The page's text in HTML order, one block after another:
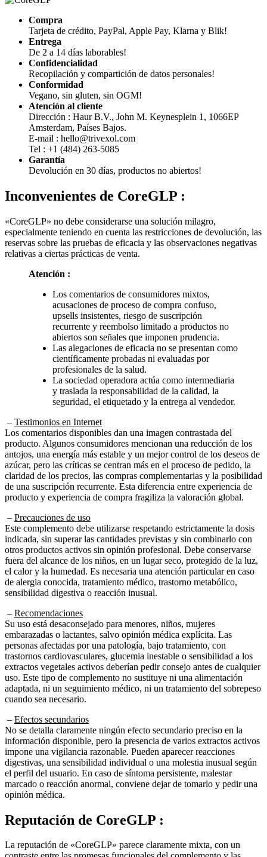
Compra
Tarjeta de crédito, PayPal, Apple Pay, Klarna y Blik!
Entrega
De 2 a 14 días laborables!
Confidencialidad
Recopilación y compartición de datos personales!
Conformidad
Vegano, sin gluten, sin OGM!
Atención al cliente
Dirección : Haur B.V., John M. Keynesplein 1, 1066EP
Amsterdam, Países Bajos.
E-mail : hello@trivexol.com
Tel : +1 (484) 263-5085
Garantía
Devolución en 30 días, productos no abiertos!
Inconvenientes de CoreGLP :
«CoreGLP» no debe considerarse una solución milagro,
especialmente teniendo en cuenta las restricciones de devolución, las
reservas sobre las pruebas de eficacia y las observaciones negativas
relativas a ciertas prácticas de venta.
Atención :
Los comentarios de consumidores mixtos,
acusaciones de proceso de compra confuso,
upsells insistentes, riesgo de suscripción
recurrente y reembolso limitado a productos no
abiertos son señales que imponen prudencia.
Las alegaciones de eficacia no se presentan como
científicamente probadas ni evaluadas por
profesionales de la salud.
La sociedad operadora actúa como intermediaria
y traslada la responsabilidad de la calidad, la
seguridad, el etiquetado y la entrega al vendedor.
– Testimonios en Internet
Los comentarios disponibles dan una imagen contrastada del
producto. Algunos consumidores mencionan una reducción de los
antojos, una energía más estable y un mejor control de los deseos de
azúcar, pero las críticas se centran más en el proceso de pedido, la
claridad de los precios, las compras complementarias y la posibilidad
de una suscripción recurrente. Esta diferencia entre experiencia de
producto y experiencia de compra fragiliza la valoración global.
– Precauciones de uso
Este complemento debe utilizarse respetando estrictamente la dosis
indicada, sin superar las cantidades previstas y sin combinarlo con
otros productos activos sin opinión profesional. Debe conservarse
fuera del alcance de los niños, en un lugar seco, protegido de la luz,
el calor y la humedad. Es necesaria una atención particular en caso
de alergia conocida, tratamiento médico, trastorno metabólico,
sensibilidad digestiva o reacción inusual.
– Recomendaciones
Su uso está desaconsejado para menores, niños, mujeres
embarazadas o lactantes, salvo opinión médica explícita. Las
personas afectadas por una patología, bajo tratamiento, con
trastornos cardiovasculares, glucemia inestable o sensibilidad a los
extractos vegetales activos deberían pedir consejo antes de cualquier
uso. Este tipo de complemento no sustituye ni una alimentación
adaptada, ni un seguimiento médico, ni un tratamiento del sobrepeso
cuando sea necesario.
– Efectos secundarios
No se detalla claramente ningún efecto secundario preciso en la
información disponible, pero la presencia de varios extractos activos
impone una vigilancia razonable. Pueden aparecer reacciones
digestivas, una sensibilidad individual o una molestia inusual según
el perfil del usuario. En caso de síntoma persistente, malestar
marcado o reacción anormal, conviene dejar de tomarlo y pedir una
opinión médica.
Reputación de CoreGLP :
La reputación de «CoreGLP» parece claramente mixta, con un